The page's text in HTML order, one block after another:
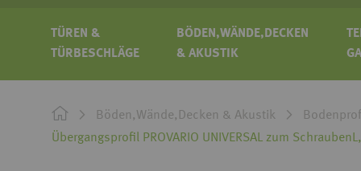
TÜREN &
TÜRBESCHLÄGE
BÖDEN,WÄNDE,DECKEN
& AKUSTIK
Böden,Wände,Decken & Akustik
Übergangsprofil PROVARIO UNIVERSAL zum